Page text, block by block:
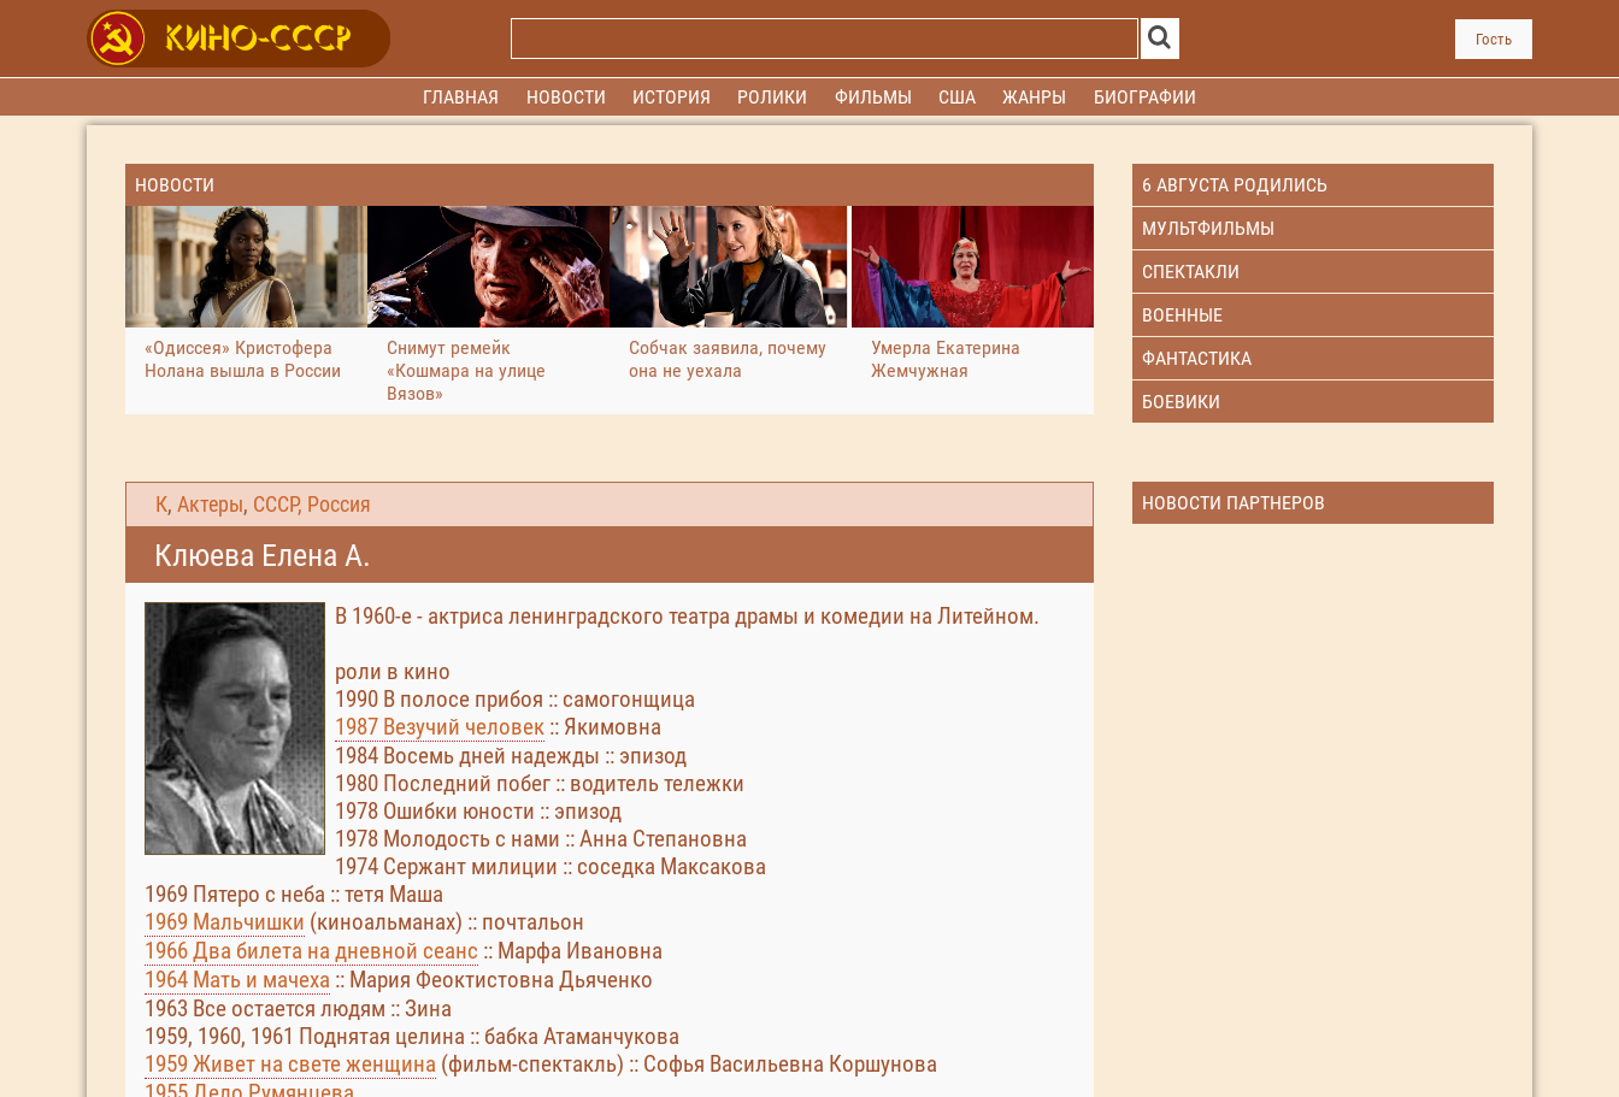
Гость
ГЛАВНАЯ НОВОСТИ ИСТОРИЯ РОЛИКИ ФИЛЬМЫ США ЖАНРЫ БИОГРАФИИ
НОВОСТИ
«Одиссея» Кристофера
Нолана вышла в России
Снимут ремейк
«Кошмара на улице
Вязов»
Собчак заявила, почему
она не уехала
Умерла Екатерина
Жемчужная
6 АВГУСТА РОДИЛИСЬ
МУЛЬТФИЛЬМЫ
СПЕКТАКЛИ
ВОЕННЫЕ
ФАНТАСТИКА
БОЕВИКИ
К, Актеры, СССР, Россия
Клюева Елена А.
В 1960-е - актриса ленинградского театра драмы и комедии на Литейном.
роли в кино
1990 В полосе прибоя :: самогонщица
1987 Везучий человек :: Якимовна
1984 Восемь дней надежды :: эпизод
1980 Последний побег :: водитель тележки
1978 Ошибки юности :: эпизод
1978 Молодость с нами :: Анна Степановна
1974 Сержант милиции :: соседка Максакова
1969 Пятеро с неба :: тетя Маша
1969 Мальчишки (киноальманах) :: почтальон
1966 Два билета на дневной сеанс :: Марфа Ивановна
1964 Мать и мачеха :: Мария Феоктистовна Дьяченко
1963 Все остается людям :: Зина
1959, 1960, 1961 Поднятая целина :: бабка Атаманчукова
1959 Живет на свете женщина (фильм-спектакль) :: Софья Васильевна Коршунова
НОВОСТИ ПАРТНЕРОВ